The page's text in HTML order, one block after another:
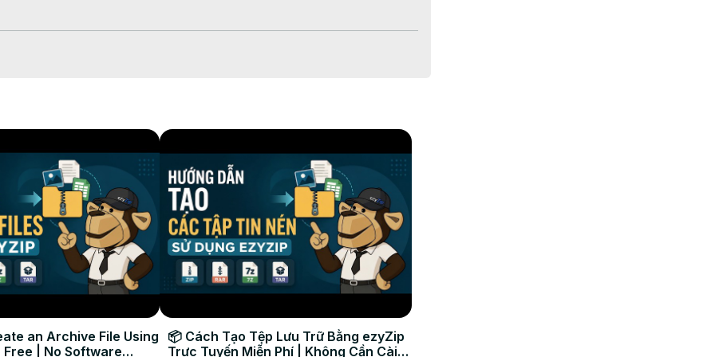
che richiederà del tempo per essere completato.
an Archive File Using
Free | No Software
📦 Cách Tạo Tệp Lưu Trữ Bằng ezyZip
Trực Tuyến Miễn Phí | Không Cần Cài